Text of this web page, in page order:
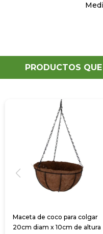
PRODUCTOS
Maceta de coco para colgar
20cm diam x 10cm de altura